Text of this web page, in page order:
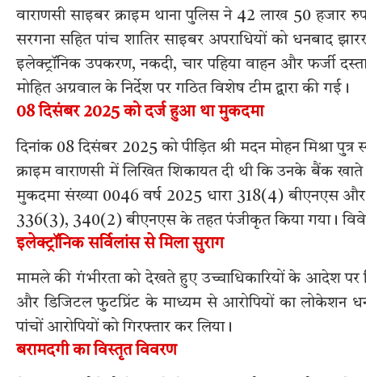
वाराणसी साइबर क्राइम थाना पुलिस ने 42 लाख 50 हजार
सरगना सहित पांच शातिर साइबर अपराधियों को धनबाद
इलेक्ट्रॉनिक उपकरण, नकदी, चार पहिया वाहन और फर्जी
मोहित अग्रवाल के निर्देश पर गठित विशेष टीम द्वारा की गई।
08 दिसंबर 2025 को दर्ज हुआ था मुकदमा
दिनांक 08 दिसंबर 2025 को पीड़ित श्री मदन मोहन मिश्रा पुत्र
क्राइम वाराणसी में लिखित शिकायत दी थी कि उनके बैंक
मुकदमा संख्या 0046 वर्ष 2025 धारा 318(4) बीएनएस
336(3), 340(2) बीएनएस के तहत पंजीकृत किया गया। विवेचना
इलेक्ट्रॉनिक सर्विलांस से मिला सुराग
मामले की गंभीरता को देखते हुए उच्चाधिकारियों के आदेश पर
और डिजिटल फुटप्रिंट के माध्यम से आरोपियों का लोकेशन
पांचों आरोपियों को गिरफ्तार कर लिया।
बरामदगी का विस्तृत विवरण